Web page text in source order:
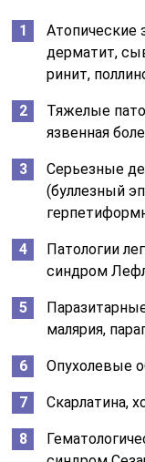
Атопические
дерматит,
ринит,
Тяжелые
язвенная
Серьезные
(буллезный
Патологии
синдром
малярия,
Опухолевые
Скарлатина,